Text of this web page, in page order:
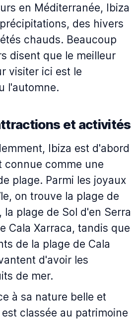
en Méditerranée, Ibiza
des hivers
chauds. Beaucoup
disent que le meilleur
visiter ici est le
l'automne.
et activités
Ibiza est d'abord
connue comme une
plage. Parmi les joyaux
on trouve la plage de
la plage de Sol d'en Serra
Cala Xarraca, tandis que
de la plage de Cala
d'avoir les
de mer.
à sa nature belle et
classée au patrimoine